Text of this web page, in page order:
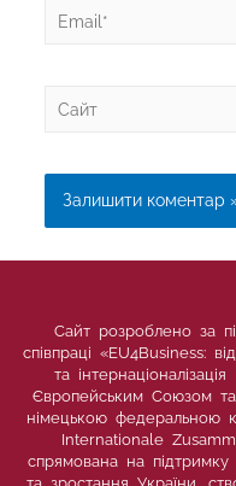
Email*
Сайт
Сайт розроблено за
співпраці «EU4Business:
та
Європейським Союзом та
німецькою федеральною
Internationale
спрямована на підтримку